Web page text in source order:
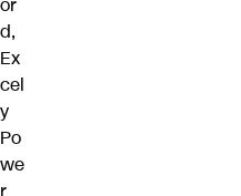
or
d,
Ex
cel
y
Po
we